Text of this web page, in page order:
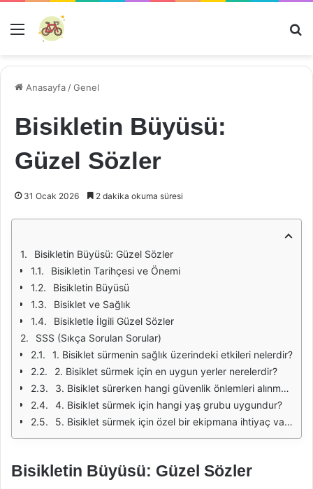
Menü
Anasayfa /Genel
Bisikletin Büyüsü:
Güzel Sözler
31 Ocak 2026 2 dakika okuma süresi
Bisikletin Büyüsü: Güzel Sözler
Bisikletin Tarihçesi ve Önemi
Bisikletin Büyüsü
Bisiklet ve Sağlık
Bisikletle İlgili Güzel Sözler
SSS (Sıkça Sorulan Sorular)
1. Bisiklet sürmenin sağlık üzerindeki etkileri nelerdir?
2. Bisiklet sürmek için en uygun yerler nerelerdir?
3. Bisiklet sürerken hangi güvenlik önlemleri alınmalıdır?
4. Bisiklet sürmek için hangi yaş grubu uygundur?
5. Bisiklet sürmek için özel bir ekipmana ihtiyaç var mı?
Bisikletin Büyüsü: Güzel Sözler